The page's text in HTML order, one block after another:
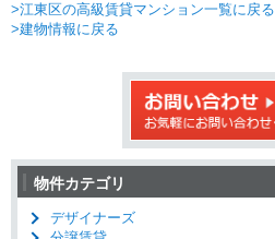
>江東区の高級賃貸マンション一覧に戻る
>建物情報に戻る
物件カテゴリ
デザイナーズ